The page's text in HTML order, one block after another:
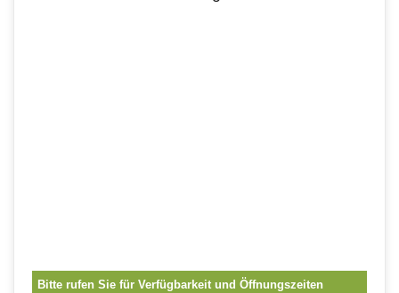
Bitte rufen Sie für Verfügbarkeit und Öffnungszeiten